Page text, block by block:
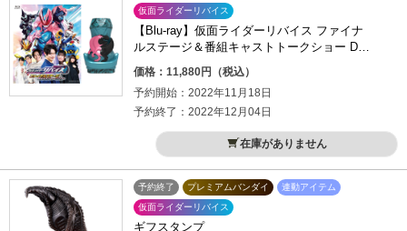
仮面ライダーリバイス
【Blu-ray】仮面ライダーリバイス ファイナ
ルステージ＆番組キャストトークショー DX
トゥルーレックスバイスタンプ版
価格：11,880円（税込）
予約開始：2022年11月18日
予約終了：2022年12月04日
在庫がありません
予約終了 プレミアムバンダイ
連動アイテム
仮面ライダーリバイス
ギフスタンプ